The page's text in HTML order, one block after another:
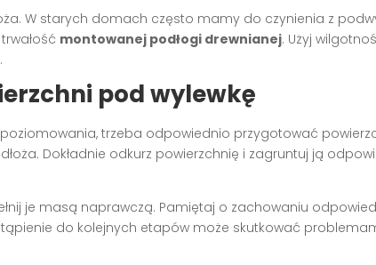
W starych domach często mamy do czynienia z
montowanej podłogi drewnianej. Użyj
pod wylewkę
trzeba odpowiednio przygotować
Dokładnie odkurz powierzchnię i zagruntuj ją
je masą naprawczą. Pamiętaj o zachowaniu
do kolejnych etapów może skutkować